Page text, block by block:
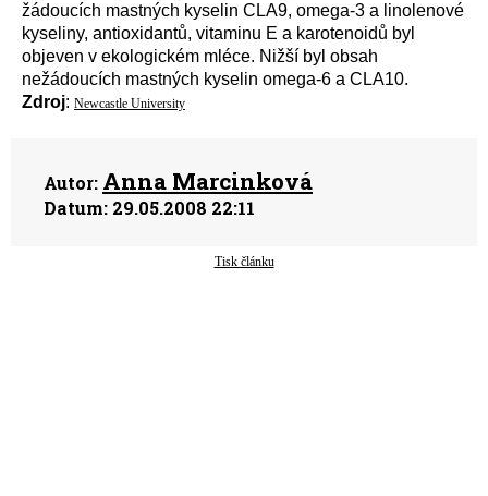
žádoucích mastných kyselin CLA9, omega-3 a linolenové
kyseliny, antioxidantů, vitaminu E a karotenoidů byl
objeven v ekologickém mléce. Nižší byl obsah
nežádoucích mastných kyselin omega-6 a CLA10.
Zdroj: Newcastle University
Autor: Anna Marcinková
Datum: 29.05.2008 22:11
Tisk článku